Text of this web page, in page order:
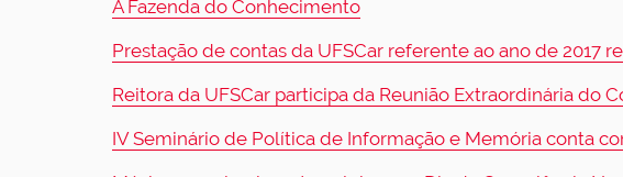
A Fazenda do Conhecimento
Prestação de contas da UFSCar referente ao ano de 2017
Reitora da UFSCar participa da Reunião Extraordinária do
IV Seminário de Política de Informação e Memória conta